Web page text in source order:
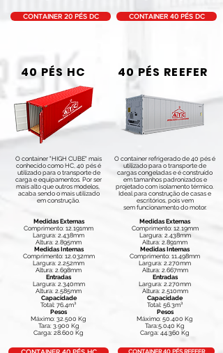
CONTAINER 20 PÉS DC CONTAINER 40 PÉS DC
40 PÉS HC 40 PÉS REEFER
O container "HIGH CUBE" mais
conhecido como HC, 40 pés é
utilizado para o transporte de
carga e equipamentos. Por ser
mais alto que outros modelos,
acaba sendo o mais utilizado
em construção.
Medidas Externas
Comprimento: 12.191mm
Largura: 2.438mm
Altura: 2.895mm
Medidas Internas
Comprimento: 12.032mm
Largura: 2.252mm
Altura: 2.698mm
Entradas
Largura: 2.340mm
Altura: 2.585mm
Capacidade
Total: 76.4m³
Pesos
Máximo: 32.500 Kg
Tara: 3.900 Kg
Carga: 28.600 Kg
O container refrigerado de 40 pés é
utilizado para o transporte de
cargas congeladas e é construído
em tamanhos padronizados e
projetado com isolamento térmico.
Ideal para construção de casas e
escritórios, pois vem
sem funcionamento do motor.
Medidas Externas
Comprimento: 12.19mm
Largura: 2.438mm
Altura: 2.891mm
Medidas Internas
Comprimento: 11.498mm
Largura: 2.270mm
Altura: 2.667mm
Entradas
Largura: 2.270mm
Altura: 2.510mm
Capacidade
Total: 56.3m³
Pesos
Máximo: 50.400 Kg
Tara:5.040 Kg
Carga: 44.360 Kg
CONTAINER 40 PÉS REFFER